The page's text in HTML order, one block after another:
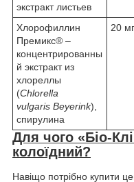
экстракт листьев
Хлорофиллин
Премикс® –
концентрированны
й экстракт из
хлореллы
(Chlorella
vulgaris Beyerink),
спирулина
20 мг
Для чого «Біо-
колоїдний?
Навіщо потрібно купити